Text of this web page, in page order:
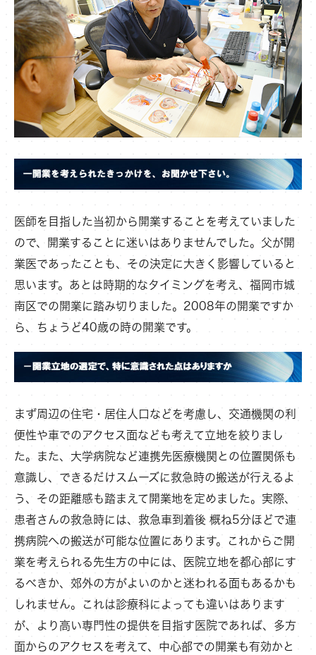
医師を目指した当初から開業することを考えていました
ので、開業することに迷いはありませんでした。父が開
業医であったことも、その決定に大きく影響していると
思います。あとは時期的なタイミングを考え、福岡市城
南区での開業に踏み切りました。2008年の開業ですか
ら、ちょうど40歳の時の開業です。
まず周辺の住宅・居住人口などを考慮し、交通機関の利
便性や車でのアクセス面なども考えて立地を絞りまし
た。また、大学病院など連携先医療機関との位置関係も
意識し、できるだけスムーズに救急時の搬送が行えるよ
う、その距離感も踏まえて開業地を定めました。実際、
患者さんの救急時には、救急車到着後 概ね5分ほどで連
携病院への搬送が可能な位置にあります。これからご開
業を考えられる先生方の中には、医院立地を都心部にす
るべきか、郊外の方がよいのかと迷われる面もあるかも
しれません。これは診療科によっても違いはあります
が、より高い専門性の提供を目指す医院であれば、多方
面からのアクセスを考えて、中心部での開業も有効かと